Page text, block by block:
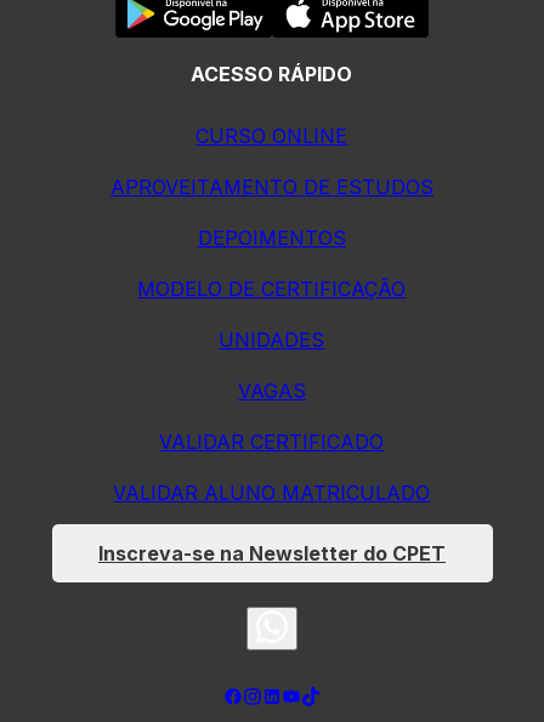
ACESSO RÁPIDO
CURSO ONLINE
APROVEITAMENTO DE ESTUDOS
DEPOIMENTOS
MODELO DE CERTIFICAÇÃO
UNIDADES
VAGAS
VALIDAR CERTIFICADO
VALIDAR ALUNO MATRICULADO
Inscreva-se na Newsletter do CPET